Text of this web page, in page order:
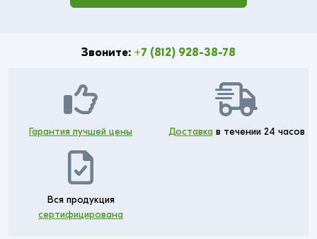
Звоните: +7 (812) 928-38-78
Гарантия лучшей цены Доставкав течении 24 часов
Вся продукция
сертифицирована